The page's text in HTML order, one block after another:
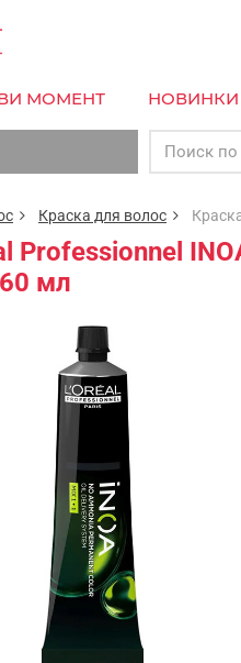
МОМЕНТ НОВИНКИ
Краска для волос
Professionnel
мл